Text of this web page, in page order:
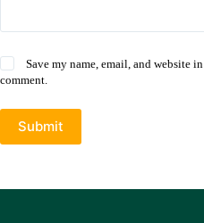
Save my name, email, and website
comment.
Submit